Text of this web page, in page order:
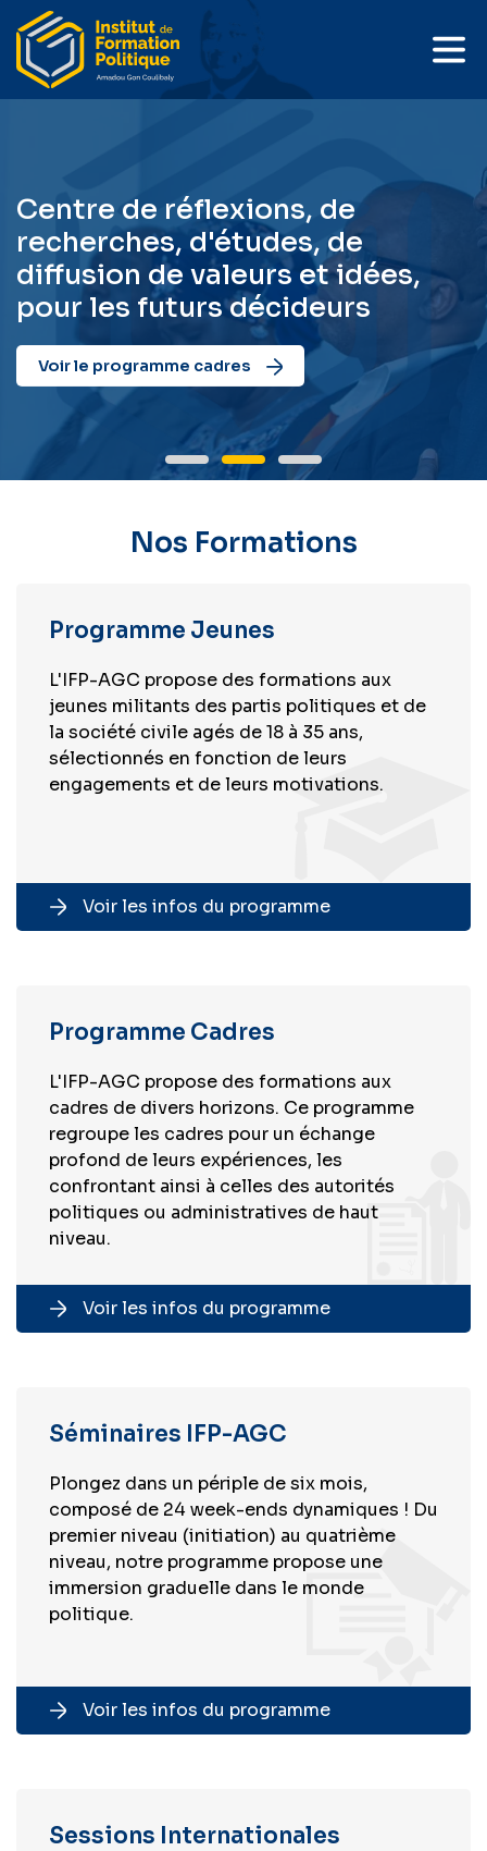
Centre de réflexions, de
recherches, d'études, de
diffusion de valeurs et idées,
pour les futurs décideurs
Voir le programme cadres
Nos Formations
Programme Jeunes
L'IFP-AGC propose des formations aux
jeunes militants des partis politiques et de
la société civile agés de 18 à 35 ans,
sélectionnés en fonction de leurs
engagements et de leurs motivations.
Voir les infos du programme
Programme Cadres
L'IFP-AGC propose des formations aux
cadres de divers horizons. Ce programme
regroupe les cadres pour un échange
profond de leurs expériences, les
confrontant ainsi à celles des autorités
politiques ou administratives de haut
niveau.
Voir les infos du programme
Séminaires IFP-AGC
Plongez dans un périple de six mois,
composé de 24 week-ends dynamiques ! Du
premier niveau (initiation) au quatrième
niveau, notre programme propose une
immersion graduelle dans le monde
politique.
Voir les infos du programme
Sessions Internationales